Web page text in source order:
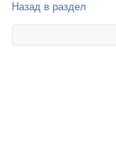
Назад в раздел